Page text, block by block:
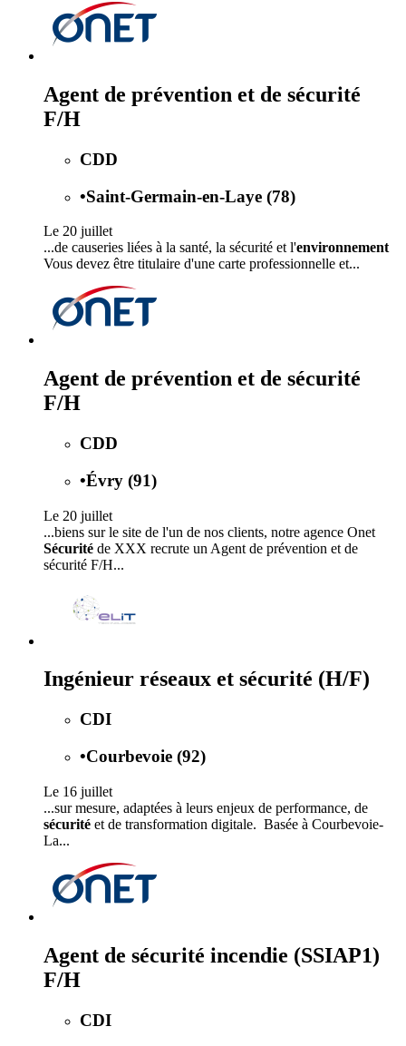
Agent de prévention et de sécurité
F/H
CDD
•Saint-Germain-en-Laye (78)
Le 20 juillet
...de causeries liées à la santé, la sécurité et l'environnement
Vous devez être titulaire d'une carte professionnelle et...
Agent de prévention et de sécurité
F/H
CDD
•Évry (91)
Le 20 juillet
...biens sur le site de l'un de nos clients, notre agence Onet
Sécurité de XXX recrute un Agent de prévention et de
sécurité F/H...
Ingénieur réseaux et sécurité (H/F)
CDI
•Courbevoie (92)
Le 16 juillet
...sur mesure, adaptées à leurs enjeux de performance, de
sécurité et de transformation digitale. Basée à Courbevoie-
La...
Agent de sécurité incendie (SSIAP1)
F/H
CDI